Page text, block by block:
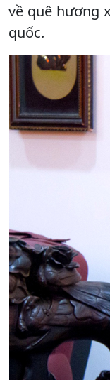
về quê hương
quốc.